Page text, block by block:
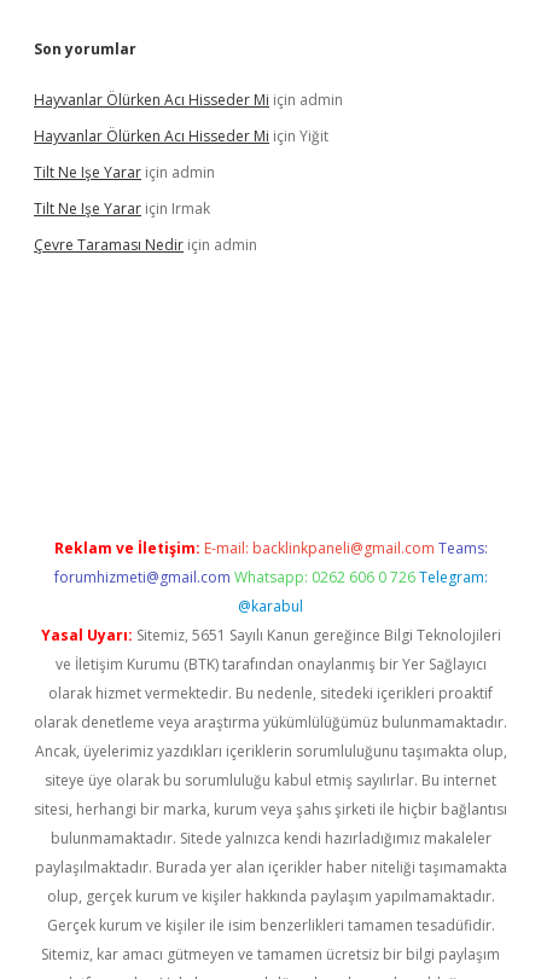
Son yorumlar
Hayvanlar Ölürken Acı Hisseder Mi için admin
Hayvanlar Ölürken Acı Hisseder Mi için Yiğit
Tilt Ne Işe Yarar için admin
Tilt Ne Işe Yarar için Irmak
Çevre Taraması Nedir için admin
Reklam ve İletişim: E-mail: backlinkpaneli@gmail.com Teams:
forumhizmeti@gmail.com Whatsapp: 0262 606 0 726 Telegram:
@karabul
Yasal Uyarı: Sitemiz, 5651 Sayılı Kanun gereğince Bilgi Teknolojileri
ve İletişim Kurumu (BTK) tarafından onaylanmış bir Yer Sağlayıcı
olarak hizmet vermektedir. Bu nedenle, sitedeki içerikleri proaktif
olarak denetleme veya araştırma yükümlülüğümüz bulunmamaktadır.
Ancak, üyelerimiz yazdıkları içeriklerin sorumluluğunu taşımakta olup,
siteye üye olarak bu sorumluluğu kabul etmiş sayılırlar. Bu internet
sitesi, herhangi bir marka, kurum veya şahıs şirketi ile hiçbir bağlantısı
bulunmamaktadır. Sitede yalnızca kendi hazırladığımız makaleler
paylaşılmaktadır. Burada yer alan içerikler haber niteliği taşımamakta
olup, gerçek kurum ve kişiler hakkında paylaşım yapılmamaktadır.
Gerçek kurum ve kişiler ile isim benzerlikleri tamamen tesadüfidir.
Sitemiz, kar amacı gütmeyen ve tamamen ücretsiz bir bilgi paylaşım